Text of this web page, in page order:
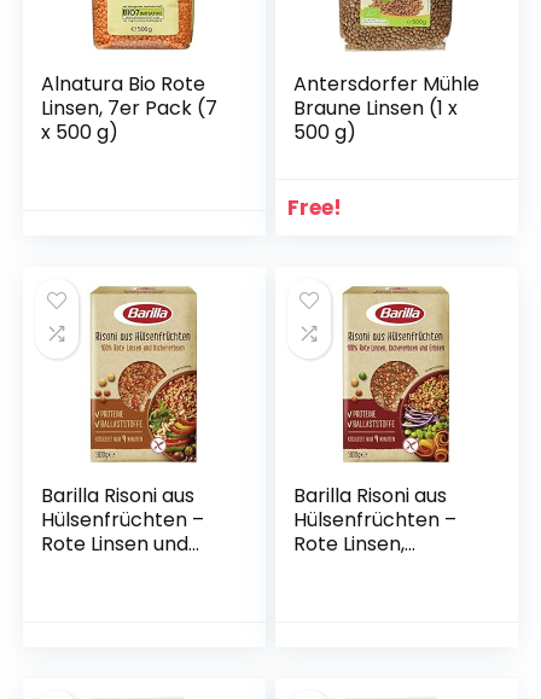
Alnatura Bio Rote
Linsen, 7er Pack (7
x 500 g)
Antersdorfer Mühle
Braune Linsen (1 x
500 g)
Free!
Barilla Risoni aus
Hülsenfrüchten –
Rote Linsen und
Barilla Risoni aus
Hülsenfrüchten –
Rote Linsen,